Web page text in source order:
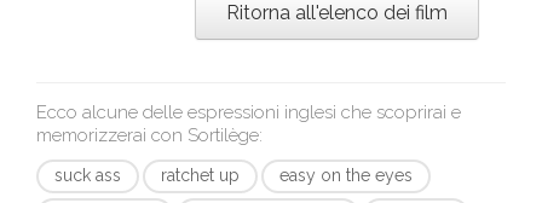
Ritorna all'elenco dei film
Ecco alcune delle espressioni inglesi che scoprirai e
memorizzerai con Sortilège:
suck ass ratchet up
easy on the eyes